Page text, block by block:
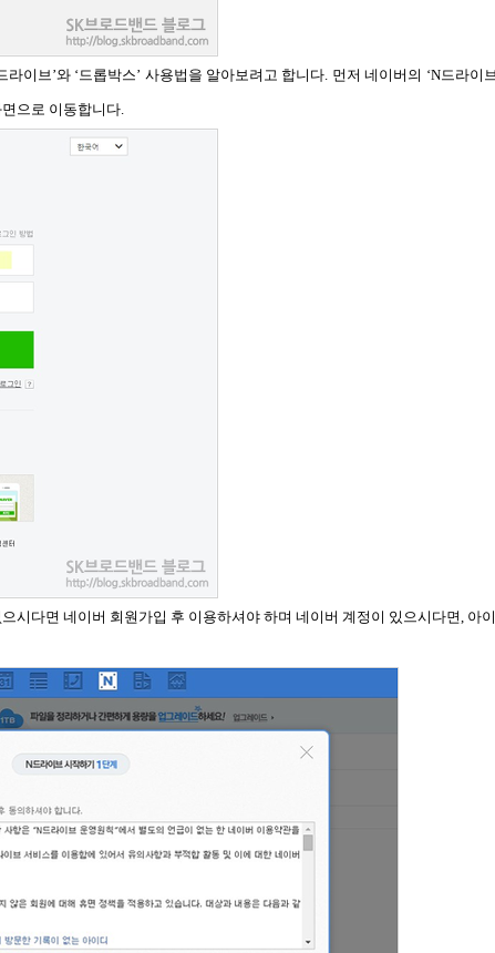
이브’와 ‘드롭박스’ 사용법을 알아보려고 합니다. 먼저 네이버의 ‘N드라이
으로 이동합니다.
시다면 네이버 회원가입 후 이용하셔야 하며 네이버 계정이 있으시다면, 아